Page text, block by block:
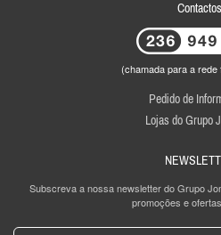
Contactos
(chamada para a rede
Pedido de
Lojas do Grupo
Subscreva a nossa newsletter do Grupo
promoções e